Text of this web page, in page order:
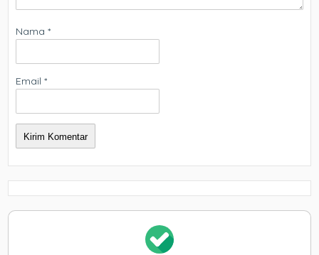
Nama*
Email*